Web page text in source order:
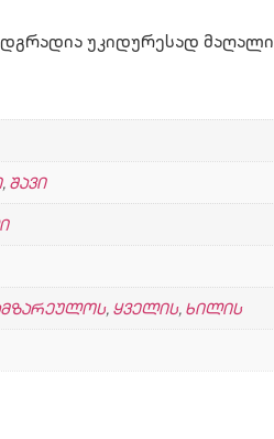
უკიდურესად მაღალი
, შავი
, ყველის, ხილის